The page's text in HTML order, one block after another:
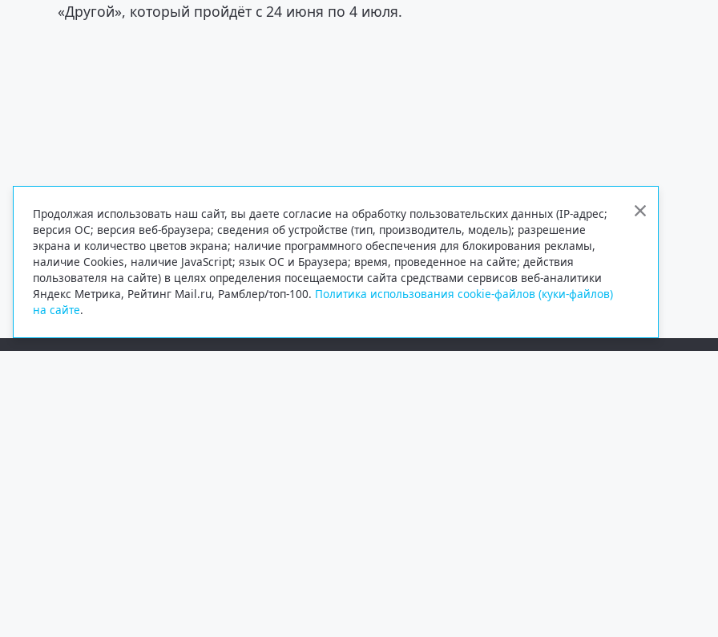
«Другой», который пройдёт с 24 июня по 4 июля.
Продолжая использовать наш сайт, вы даете согласие на обработку пользовательских данных (IP-адрес;
версия ОС; версия веб-браузера; сведения об устройстве (тип, производитель, модель); разрешение
экрана и количество цветов экрана; наличие программного обеспечения для блокирования рекламы,
наличие Cookies, наличие JavaScript; язык ОС и Браузера; время, проведенное на сайте; действия
пользователя на сайте) в целях определения посещаемости сайта средствами сервисов веб-аналитики
Яндекс Метрика, Рейтинг Mail.ru, Рамблер/топ-100. Политика использования cookie-файлов (куки-файлов)
на сайте.